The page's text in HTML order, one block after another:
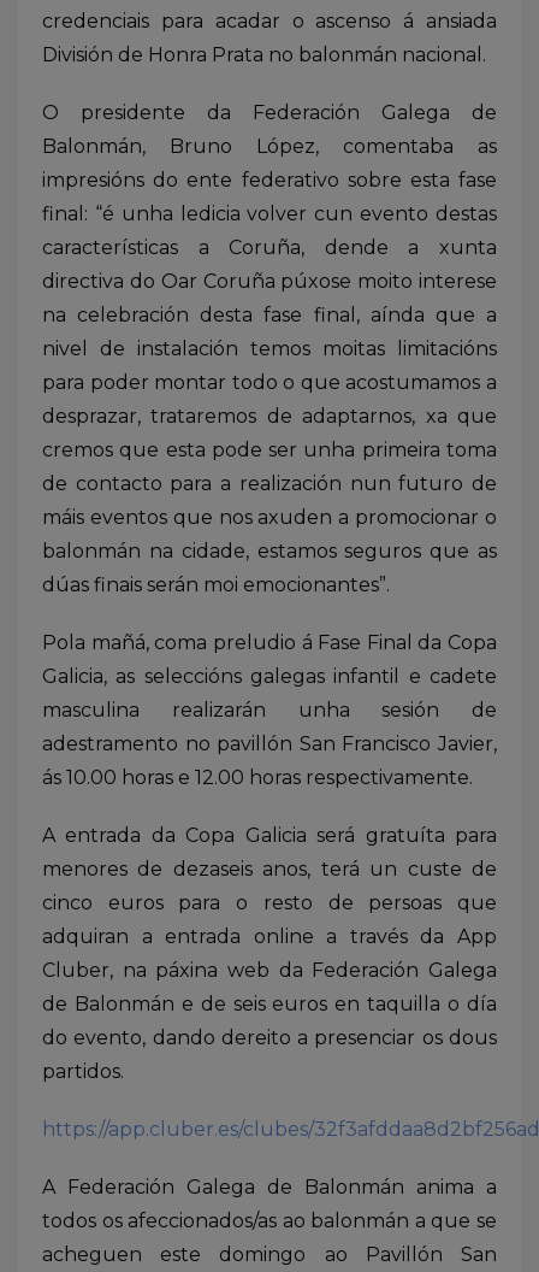
credenciais para acadar o ascenso á ansiada
División de Honra Prata no balonmán nacional.
O presidente da Federación Galega de
Balonmán, Bruno López, comentaba as
impresións do ente federativo sobre esta fase
final: “é unha ledicia volver cun evento destas
características a Coruña, dende a xunta
directiva do Oar Coruña púxose moito interese
na celebración desta fase final, aínda que a
nivel de instalación temos moitas limitacións
para poder montar todo o que acostumamos a
desprazar, trataremos de adaptarnos, xa que
cremos que esta pode ser unha primeira toma
de contacto para a realización nun futuro de
máis eventos que nos axuden a promocionar o
balonmán na cidade, estamos seguros que as
dúas finais serán moi emocionantes”.
Pola mañá, coma preludio á Fase Final da Copa
Galicia, as seleccións galegas infantil e cadete
masculina realizarán unha sesión de
adestramento no pavillón San Francisco Javier,
ás 10.00 horas e 12.00 horas respectivamente.
A entrada da Copa Galicia será gratuíta para
menores de dezaseis anos, terá un custe de
cinco euros para o resto de persoas que
adquiran a entrada online a través da App
Cluber, na páxina web da Federación Galega
de Balonmán e de seis euros en taquilla o día
do evento, dando dereito a presenciar os dous
partidos.
https://app.cluber.es/clubes/
A Federación Galega de Balonmán anima a
todos os afeccionados/as ao balonmán a que se
acheguen este domingo ao Pavillón San